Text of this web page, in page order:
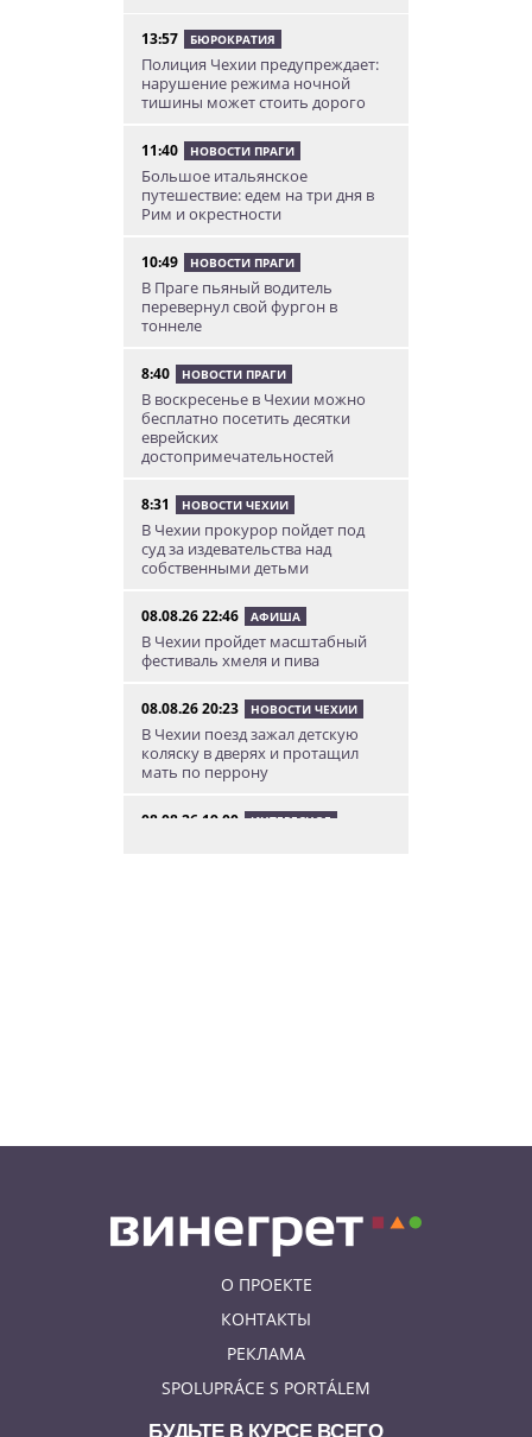
13:57 БЮРОКРАТИЯ
Полиция Чехии предупреждает:
нарушение режима ночной
тишины может стоить дорого
11:40 НОВОСТИ ПРАГИ
Большое итальянское
путешествие: едем на три дня в
Рим и окрестности
10:49 НОВОСТИ ПРАГИ
В Праге пьяный водитель
перевернул свой фургон в
тоннеле
8:40 НОВОСТИ ПРАГИ
В воскресенье в Чехии можно
бесплатно посетить десятки
еврейских
достопримечательностей
8:31 НОВОСТИ ЧЕХИИ
В Чехии прокурор пойдет под
суд за издевательства над
собственными детьми
08.08.26 22:46 АФИША
В Чехии пройдет масштабный
фестиваль хмеля и пива
08.08.26 20:23 НОВОСТИ ЧЕХИИ
В Чехии поезд зажал детскую
коляску в дверях и протащил
мать по перрону
08.08.26 19:00 ИНТЕРЕСНОЕ
О ПРОЕКТЕ
КОНТАКТЫ
РЕКЛАМА
SPOLUPRÁCE S PORTÁLEM
БУДЬТЕ В КУРСЕ ВСЕГО